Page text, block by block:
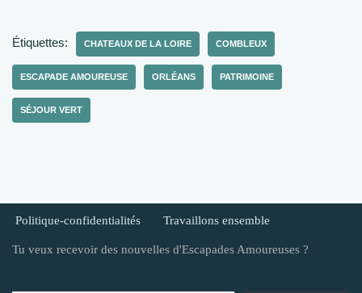
Étiquettes: CHATEAUX DE LA LOIRE COMBLEUX
ESCAPADE AMOUREUSE ORLÉANS PATRIMOINE
SÉJOUR VERT
Politique-confidentialités Travaillons ensemble
Tu veux recevoir des nouvelles d'Escapades Amoureuses ?